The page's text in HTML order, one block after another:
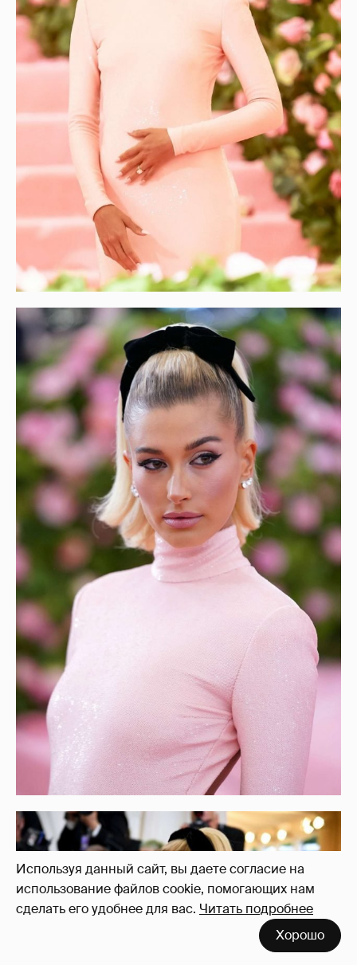
Используя данный сайт, вы даете согласие на
использование файлов cookie, помогающих нам
сделать его удобнее для вас. Читать подробнее
Хорошо